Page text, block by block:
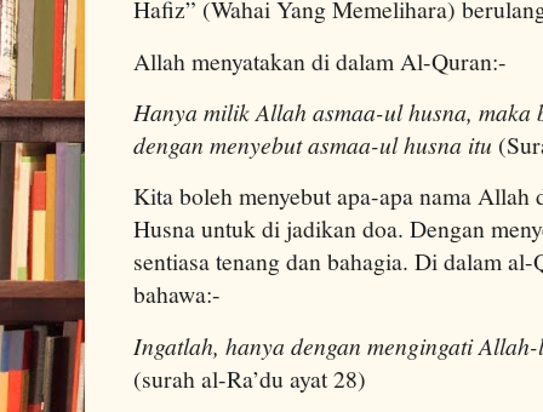
Hafiz” (Wahai Yang Memelihara)
Allah menyatakan di dalam Al-Quran:-
Hanya milik Allah asmaa-ul husna, maka
dengan menyebut asmaa-ul husna itu
Kita boleh menyebut apa-apa nama Allah
Husna untuk di jadikan doa. Dengan
sentiasa tenang dan bahagia. Di dalam
bahawa:-
Ingatlah, hanya dengan mengingati
(surah al-Ra’du ayat 28)